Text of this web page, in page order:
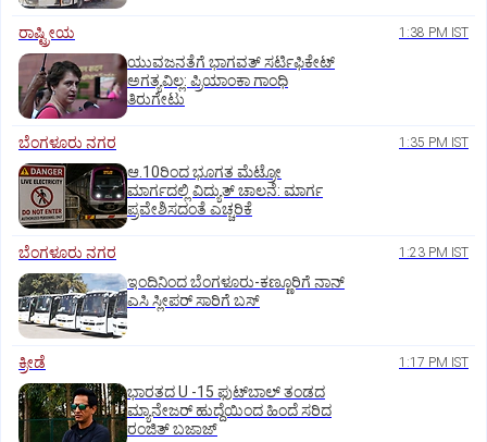
ರಾಷ್ಟ್ರೀಯ 1:38 PM IST
ಯುವಜನತೆಗೆ ಭಾಗವತ್ ಸರ್ಟಿಫಿಕೇಟ್
ಅಗತ್ಯವಿಲ್ಲ: ಪ್ರಿಯಾಂಕಾ ಗಾಂಧಿ
ತಿರುಗೇಟು
ಬೆಂಗಳೂರು ನಗರ 1:35 PM IST
ಆ.10ರಿಂದ ಭೂಗತ ಮೆಟ್ರೋ
ಮಾರ್ಗದಲ್ಲಿ ವಿದ್ಯುತ್‌ ಚಾಲನೆ: ಮಾರ್ಗ
ಪ್ರವೇಶಿಸದಂತೆ ಎಚ್ಚರಿಕೆ
ಬೆಂಗಳೂರು ನಗರ 1:23 PM IST
ಇಂದಿನಿಂದ ಬೆಂಗಳೂರು-ಕಣ್ಣೂರಿಗೆ ನಾನ್‌
ಎಸಿ ಸ್ಲೀಪರ್‌ ಸಾರಿಗೆ ಬಸ್‌
ಕ್ರೀಡೆ 1:17 PM IST
ಭಾರತದ U -15 ಫುಟ್‌ಬಾಲ್ ತಂಡದ
ಮ್ಯಾನೇಜರ್‌ ಹುದ್ದೆಯಿಂದ ಹಿಂದೆ ಸರಿದ
ರಂಜಿತ್‌ ಬಜಾಜ್‌